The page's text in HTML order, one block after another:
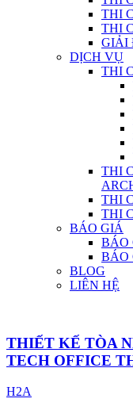
THI
THI
GIẢI
DỊCH VỤ
THI
THI
THI
THI
BÁO GIÁ
BÁO
BÁO
BLOG
LIÊN HỆ
THIẾT KẾ TÒA
TECH OFFICE
H2A